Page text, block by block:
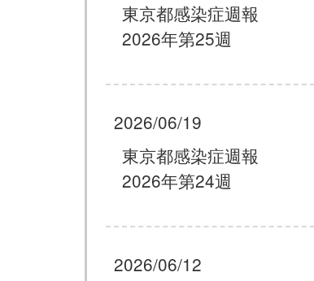
東京都感染症週報
2026年第25週
2026/06/19
東京都感染症週報
2026年第24週
2026/06/12